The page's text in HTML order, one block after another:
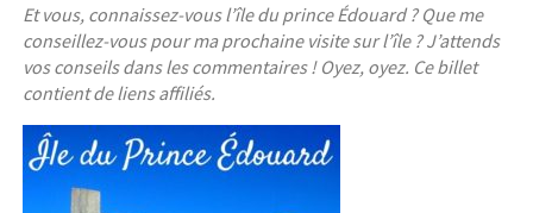
Et vous, connaissez-vous l’île du prince Édouard ? Que me
conseillez-vous pour ma prochaine visite sur l’île ? J’attends
vos conseils dans les commentaires ! Oyez, oyez. Ce billet
contient de liens affiliés.